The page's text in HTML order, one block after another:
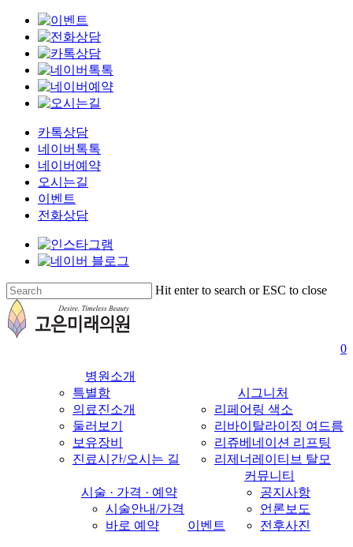
카톡상담
네이버톡톡
네이버예약
오시는길
이벤트
전화상담
Skip
to
main
content
Hit enter to search or ESC to close
Close
Search
0
병원소개
특별함
의료진소개
둘러보기
보유장비
진료시간/오시는 길
시그니처
리페어링 색소
리바이탈라이징 여드름
리쥬베네이션 리프팅
리제너레이티브 탈모
시술 · 가격 · 예약
시술안내/가격
바로 예약
이벤트
커뮤니티
공지사항
언론보도
전후사진